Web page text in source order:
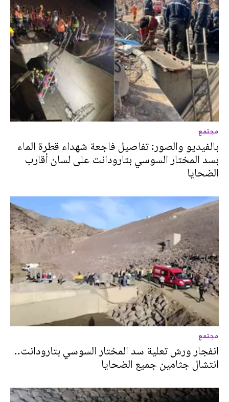
مجتمع
بالفيديو والصور: تفاصيل فاجعة شهداء قطرة الماء
بسد المختار السوسي بتارودانت على لسان أقارب
الضحايا
مجتمع
انفجار ورش تعلية سد المختار السوسي بتارودانت..
انتشال جثامين جميع الضحايا